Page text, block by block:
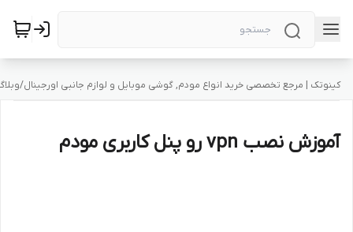
کینوتک | مرجع تخصصی خرید انواع مودم, گوشی موبایل و لوازم جانبی اورجینال/
آموزش نصب vpn رو پنل کاربری مودم